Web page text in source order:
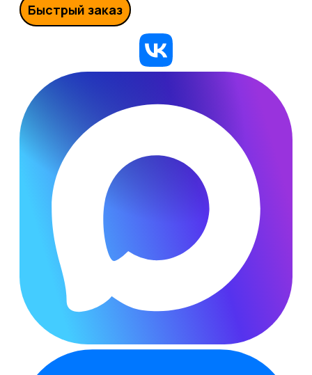
Быстрый заказ